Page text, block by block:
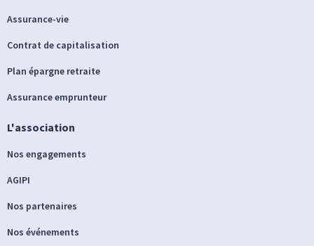
Assurance-vie
Contrat de capitalisation
Plan épargne retraite
Assurance emprunteur
L'association
Nos engagements
AGIPI
Nos partenaires
Nos événements